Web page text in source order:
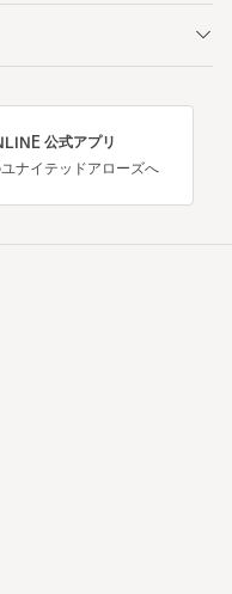
公式アプリ
ナイテッドアローズへ